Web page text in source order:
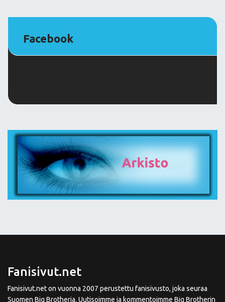
Facebook
Fanisivut.net
Fanisivut.net on vuonna 2007 perustettu fanisivusto, joka seuraa
Suomen Big Brotheria. Uutisoimme ja kommentoimme Big Brotherin